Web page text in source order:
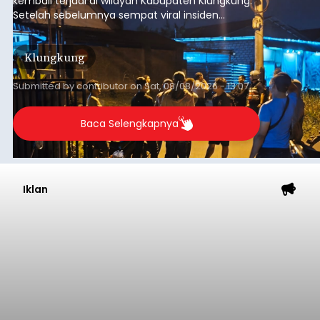
Setelah sebelumnya sempat viral insiden
keributan di barat Pasar Galiran, peristiwa serupa
kini menimpa seorang pemuda asal Kabupaten
Sumba Barat Daya (SBD), Nusa Tenggara Timur
(NTT).
Klungkung
Submitted bycontributoronSat, 08/08/2026 - 13:07
Baca Selengkapnya
Iklan